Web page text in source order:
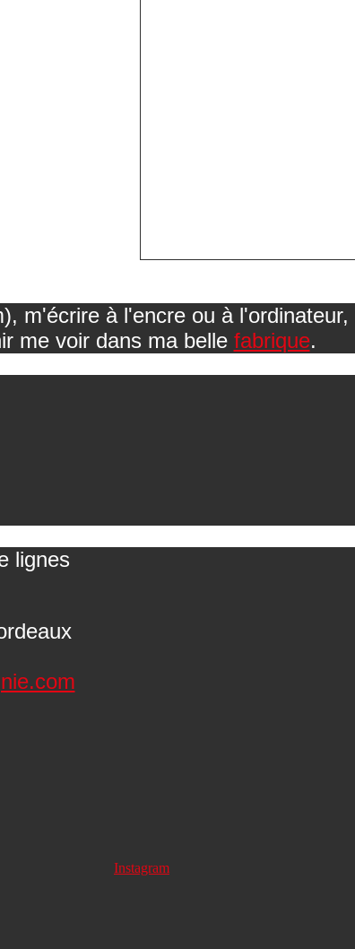
m'écrire à l'encre ou à
me voir dans ma belle fabrique.
lignes
Instagram